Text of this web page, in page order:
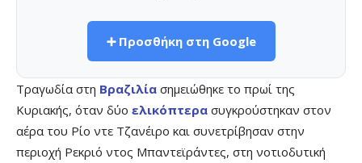
➕ Προσθήκη στη Google
Τραγωδία στη Βραζιλία σημειώθηκε το πρωί της
Κυριακής, όταν δύο ελικόπτερα συγκρούστηκαν στον
αέρα του Ρίο ντε Τζανέιρο και συνετρίβησαν στην
περιοχή Ρεκριό ντος Μπαντεϊράντες, στη νοτιοδυτική